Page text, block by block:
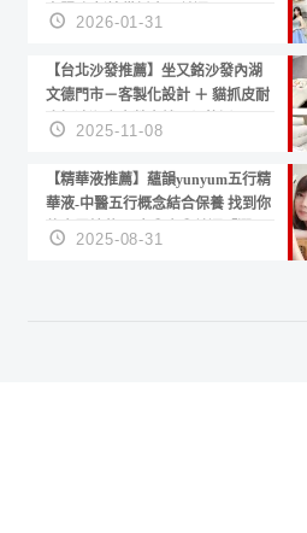
套服務 新娘備婚省心首選！
2026-01-31
【台北沙發推薦】坐又銘沙發內湖
文德門市－客製化設計 ＋ 貓抓皮耐
磨好清潔｜直營直銷、價格透明
高CP值打造夢想居家風格
2025-11-08
【精華液推薦】蘊韻yunyum五行精
華液-中醫五行概念結合保養 找到你
的專屬精華！ 水㊀土㊀就選「潤・
賦精華」維持肌膚剛剛好的平衡
2025-08-31